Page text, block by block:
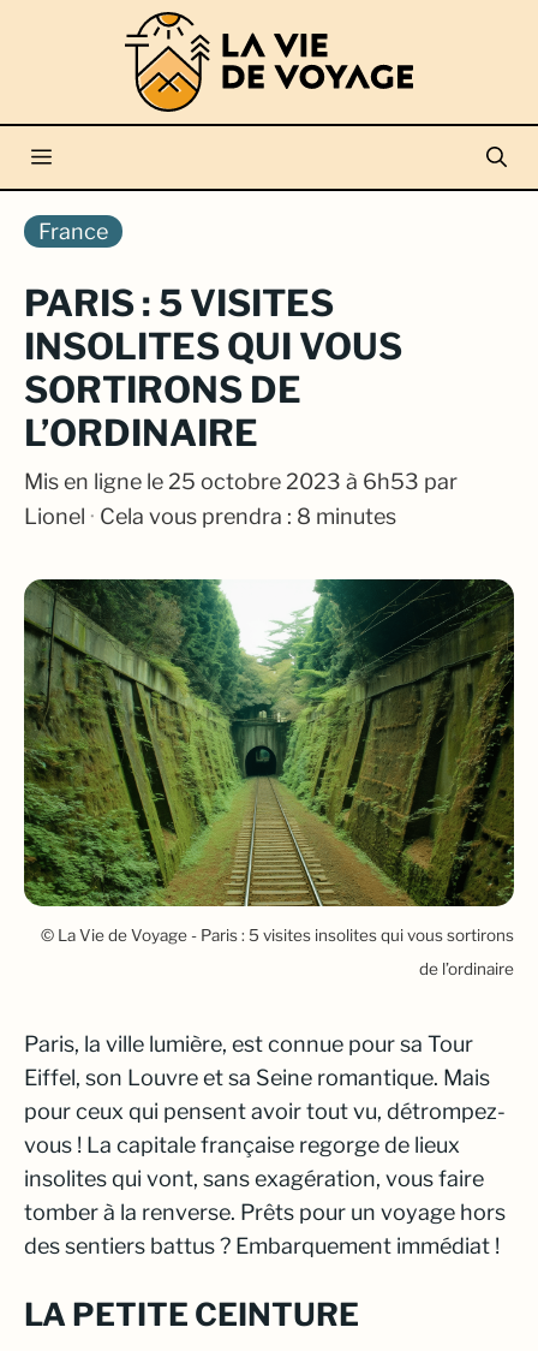
Menu
France
PARIS : 5 VISITES
INSOLITES QUI VOUS
SORTIRONS DE
L’ORDINAIRE
Mis en ligne le 25 octobre 2023 à 6h53 par
Lionel · Cela vous prendra : 8 minutes
© La Vie de Voyage - Paris : 5 visites insolites qui vous sortirons
de l’ordinaire
Paris, la ville lumière, est connue pour sa Tour
Eiffel, son Louvre et sa Seine romantique. Mais
pour ceux qui pensent avoir tout vu, détrompez-
vous ! La capitale française regorge de lieux
insolites qui vont, sans exagération, vous faire
tomber à la renverse. Prêts pour un voyage hors
des sentiers battus ? Embarquement immédiat !
LA PETITE CEINTURE